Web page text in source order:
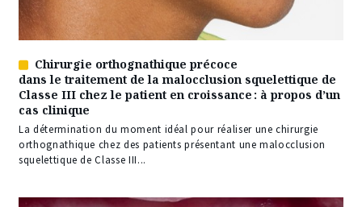
Article
réservé
à
nos
abonnés
Chirurgie orthognathique précoce
dans le traitement de la malocclusion squelettique de
Classe III chez le patient en croissance : à propos d’un
cas clinique
La détermination du moment idéal pour réaliser une chirurgie
orthognathique chez des patients présentant une malocclusion
squelettique de Classe III...